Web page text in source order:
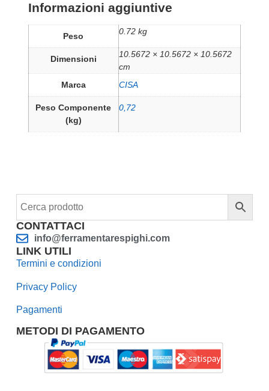
Informazioni aggiuntive
Peso 0.72 kg
Dimensioni
10.5672 × 10.5672 × 10.5672
cm
Marca
CISA
Peso Componente
(kg)
0,72
CONTATTACI
info@ferramentarespighi.com
LINK UTILI
Termini e condizioni
Privacy Policy
Pagamenti
METODI DI PAGAMENTO